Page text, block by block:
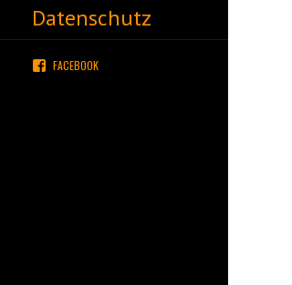
Datenschutz
FACEBOOK